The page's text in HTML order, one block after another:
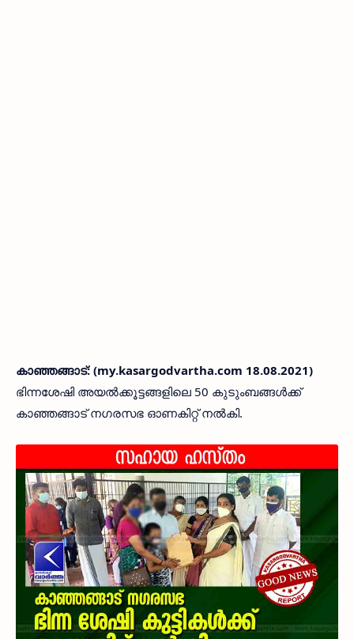
കാഞ്ഞങ്ങാട്: (my.kasargodvartha.com 18.08.2021)
ഭിന്നശേഷി അയൽക്കൂട്ടങ്ങളിലെ 50 കുടുംബങ്ങൾക്ക്
കാഞ്ഞങ്ങാട് നഗരസഭ ഓണകിറ്റ് നൽകി.